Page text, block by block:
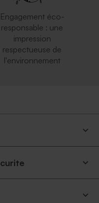
Engagement éco-
responsable : une
impression
respectueuse de
l'environnement